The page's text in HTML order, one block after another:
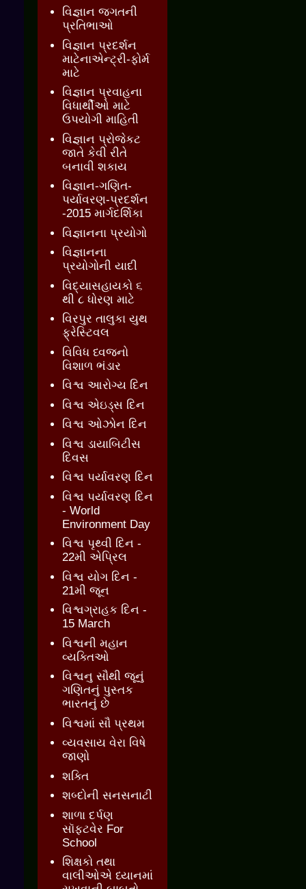
વિજ્ઞાન જગતની
પ્રતિભાઓ
વિજ્ઞાન પ્રદર્શન
માટેનાએન્ટ્રી-ફોર્મ
માટે
વિજ્ઞાન પ્રવાહના
વિધાર્થીઓ માટે
ઉપયોગી માહિતી
વિજ્ઞાન પ્રોજેકટ
જાતે કેવી રીતે
બનાવી શકાય
વિજ્ઞાન-ગણિત-
પર્યાવરણ-પ્રદર્શન
-2015 માર્ગદર્શિકા
વિજ્ઞાનના પ્રયોગો
વિજ્ઞાનના
પ્રયોગોની યાદી
વિદ્યાસહાયકો ૬
થી ૮ ધોરણ માટે
વિરપુર તાલુકા યુથ
ફ્રેસ્ટિવલ
વિવિધ ધ્વજનો
વિશાળ ભંડાર
વિશ્વ આરોગ્ય દિન
વિશ્વ એઇડ્સ દિન
વિશ્વ ઓઝોન દિન
વિશ્વ ડાયાબિટીસ
દિવસ
વિશ્વ પર્યાવરણ દિન
વિશ્વ પર્યાવરણ દિન
- World
Environment Day
વિશ્વ પૃથ્વી દિન -
22મી એપ્રિલ
વિશ્વ યોગ દિન -
21મી જૂન
વિશ્વગ્રાહક દિન -
15 March
વિશ્વની મહાન
વ્યક્તિઓ
વિશ્વનુ સૌથી જૂનું
ગણિતનું પુસ્તક
ભારતનું છે
વિશ્વમાં સૌ પ્રથમ
વ્યવસાય વેરા વિષે
જાણો
શક્તિ
શબ્દોની સનસનાટી
શાળા દર્પણ
સૉફ્ટવેર For
School
શિક્ષકો તથા
વાલીઓએ ધ્યાનમાં